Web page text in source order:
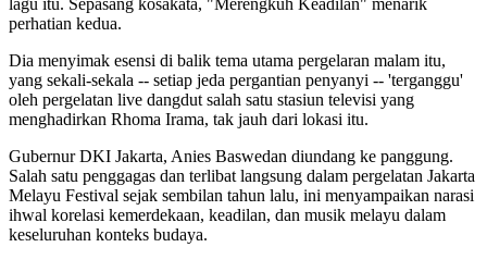
perhatian kedua.
Dia menyimak esensi di balik tema utama pergelaran malam itu,
yang sekali-sekala -- setiap jeda pergantian penyanyi -- 'terganggu'
oleh pergelatan live dangdut salah satu stasiun televisi yang
menghadirkan Rhoma Irama, tak jauh dari lokasi itu.
Gubernur DKI Jakarta, Anies Baswedan diundang ke panggung.
Salah satu penggagas dan terlibat langsung dalam pergelatan Jakarta
Melayu Festival sejak sembilan tahun lalu, ini menyampaikan narasi
ihwal korelasi kemerdekaan, keadilan, dan musik melayu dalam
keseluruhan konteks budaya.